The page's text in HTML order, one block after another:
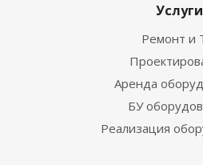
Услуги
Ремонт и
Аренда
БУ
Реализация